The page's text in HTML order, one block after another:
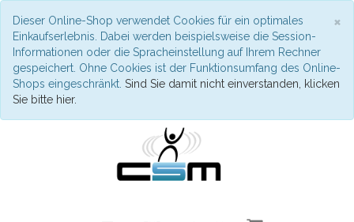
×
Dieser Online-Shop verwendet Cookies für ein optimales
Einkaufserlebnis. Dabei werden beispielsweise die Session-
Informationen oder die Spracheinstellung auf Ihrem Rechner
gespeichert. Ohne Cookies ist der Funktionsumfang des Online-
Shops eingeschränkt. Sind Sie damit nicht einverstanden, klicken
Sie bitte hier.